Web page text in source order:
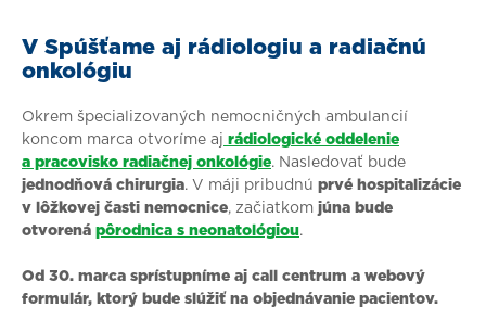
V Spúšťame aj rádiologiu a radiačnú
onkológiu
Okrem špecializovaných nemocničných ambulancií
koncom marca otvoríme aj rádiologické oddelenie
a pracovisko radiačnej onkológie. Nasledovať bude
jednodňová chirurgia. V máji pribudnú prvé hospitalizácie
v lôžkovej časti nemocnice, začiatkom júna bude
otvorená pôrodnica s neonatológiou.
Od 30. marca sprístupníme aj call centrum a webový
formulár, ktorý bude slúžiť na objednávanie pacientov.